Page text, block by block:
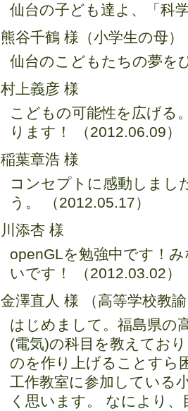
仙台の子ども達よ、「科
熊谷千鶴 様（小学生の母）
仙台のこどもたちの夢を
村上義彦 様
こどもの可能性を広げる
ります！ （2012.06.09）
稲葉章浩 様
コンセプトに感動しまし
う。 （2012.05.17）
川添杏 様
openGLを勉強中です！
いです！ （2012.03.02）
金澤直人 様 （高等学校教
はじめまして。福島県の
(電気)の科目を教えてお
のを作り上げることすら
工作教室に参加している
く思います。 なにより